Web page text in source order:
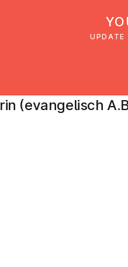
Gemeinden
(evangelisch
UPDATE